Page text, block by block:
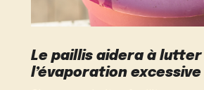
Le paillis aidera à
l’évaporation excessive